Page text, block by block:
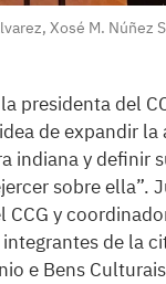
Xosé M.
presidenta del
de expandir
indiana y definir
sobre ella”.
CCG y
de la
e Bens